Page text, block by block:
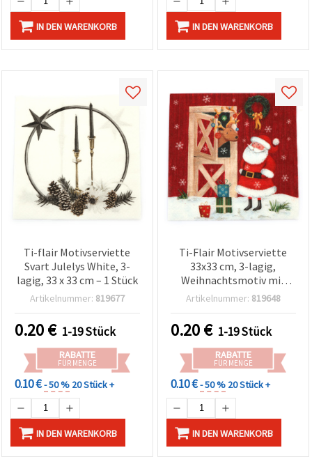
IN DEN WARENKORB IN DEN WARENKORB
Ti-flair Motivserviette
Svart Julelys White, 3-
lagig, 33 x 33 cm – 1 Stück
Artikelnummer: 819677
0.20€ 1-19 Stück
RABATTE
FÜR MENGE
0.10 €- 50 % 20 Stück +
IN DEN WARENKORB
Ti-Flair Motivserviette
33x33 cm, 3-lagig,
Weihnachtsmotiv mit
Weihnachtsmann &
Artikelnummer: 819648
0.20€ 1-19 Stück
RABATTE
FÜR MENGE
0.10 €- 50 % 20 Stück +
IN DEN WARENKORB